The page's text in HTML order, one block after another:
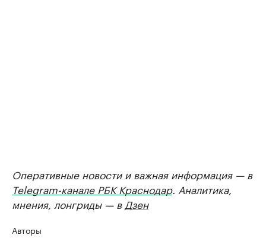
Оперативные новости и важная информация — в
Telegram-канале РБК Краснодар. Аналитика,
мнения, лонгриды — в Дзен
Авторы